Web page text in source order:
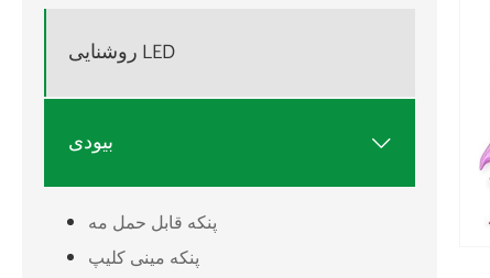
روشنایی LED
بیودی 
پنکه قابل حمل مه
پنکه مینی کلیپ